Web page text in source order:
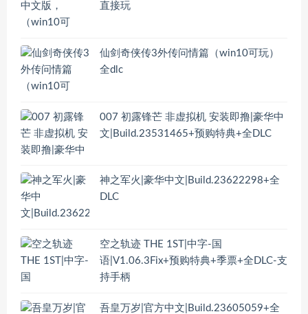
直接玩
仙剑奇侠传3外传问情篇（win10可玩）
全dlc
007 初露锋芒 非虚拟机 安装即撸|豪华中
文|Build.23531465+预购特典+全DLC
神之军火|豪华中文|Build.23622298+全
DLC
空之轨迹 THE 1ST|中字-国
语|V1.06.3Fix+预购特典+季票+全DLC-支
持手柄
吾皇万岁|官方中文|Build.23605059+全